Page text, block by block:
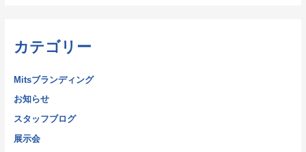
カテゴリー
Mitsブランディング
お知らせ
スタッフブログ
展示会